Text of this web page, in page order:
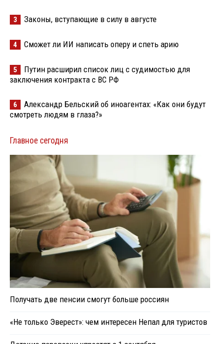
3 Законы, вступающие в силу в августе
4 Сможет ли ИИ написать оперу и спеть арию
5
Путин расширил список лиц с судимостью для
заключения контракта с ВС РФ
6
Александр Бельский об иноагентах: «Как они будут
смотреть людям в глаза?»
Главное сегодня
Получать две пенсии смогут больше россиян
«Не только Эверест»: чем интересен Непал для туристов